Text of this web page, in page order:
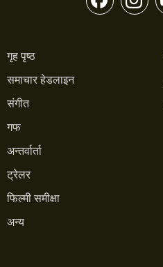
गृह पृष्ठ
समाचार हेडलाइन
संगीत
गफ
अन्तर्वार्ता
ट्रेलर
फिल्मी समीक्षा
अन्य